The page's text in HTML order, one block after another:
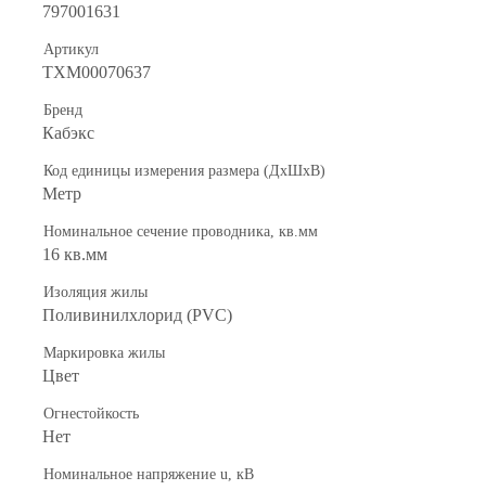
797001631
Артикул
ТХМ00070637
Бренд
Кабэкс
Код единицы измерения размера (ДхШхВ)
Метр
Номинальное сечение проводника, кв.мм
16 кв.мм
Изоляция жилы
Поливинилхлорид (PVC)
Маркировка жилы
Цвет
Огнестойкость
Нет
Номинальное напряжение u, кВ